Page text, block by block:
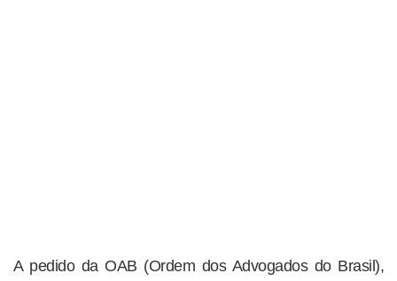
A pedido da OAB (Ordem dos Advogados do Brasil),